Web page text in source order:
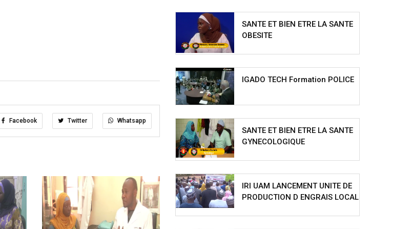
Facebook Twitter Whatsapp
SANTE ET BIEN ETRE LA SANTE
OBESITE
IGADO TECH Formation POLICE
SANTE ET BIEN ETRE LA SANTE
GYNECOLOGIQUE
IRI UAM LANCEMENT UNITE DE
PRODUCTION D ENGRAIS LOCAL